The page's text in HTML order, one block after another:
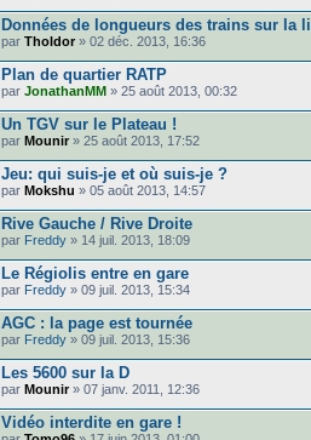
s
)
j
o
i
n
t
(
s
Données de longueurs des trains sur la
par Tholdor » 02 déc. 2013, 16:36
Plan de quartier RATP
par JonathanMM » 25 août 2013, 00:32
Un TGV sur le Plateau !
par Mounir » 25 août 2013, 17:52
Jeu: qui suis-je et où suis-je ?
par Mokshu » 05 août 2013, 14:57
Rive Gauche / Rive Droite
par Freddy » 14 juil. 2013, 18:09
Le Régiolis entre en gare
par Freddy » 09 juil. 2013, 15:34
AGC : la page est tournée
par Freddy » 09 juil. 2013, 15:36
Les 5600 sur la D
par Mounir» 07 janv. 2011, 12:36
Vidéo interdite en gare !